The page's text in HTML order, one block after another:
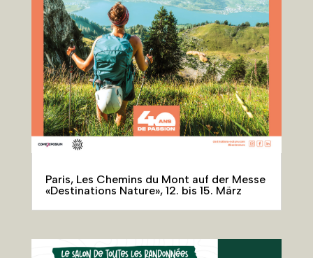
Paris, Les Chemins du Mont auf der Messe
«Destinations Nature», 12. bis 15. März